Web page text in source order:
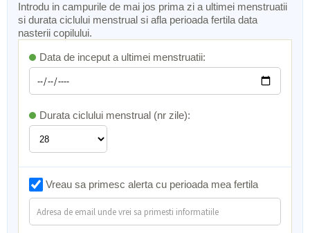
si vei afla cand este cel mai potrivit moment pentru
conceptie. Mai mult decat atat, vei afla si data probabila a
Introdu in campurile de mai jos prima zi a ultimei menstruatii
si durata ciclului menstrual si afla perioada fertila data
nasterii copilului.
Data de inceput a ultimei menstruatii:
Durata ciclului menstrual (nr zile):
Vreau sa primesc alerta cu perioada mea fertila